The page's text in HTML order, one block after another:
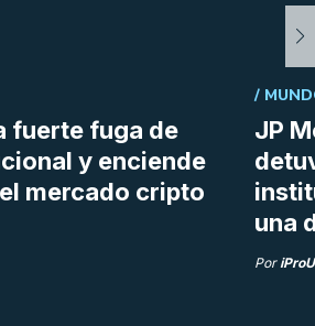
fuerte fuga de
y enciende
mercado cripto
JP
una
/
Por